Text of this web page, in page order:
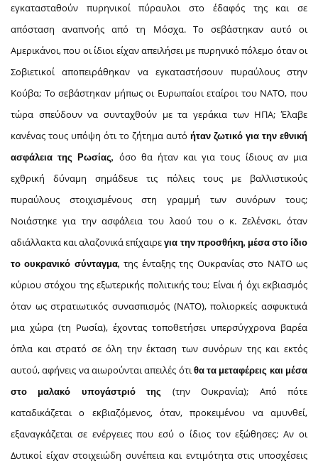
εγκατασταθούν πυρηνικοί πύραυλοι στο έδαφός της και σε
απόσταση αναπνοής από τη Μόσχα. Το σεβάστηκαν αυτό οι
Αμερικάνοι, που οι ίδιοι είχαν απειλήσει με πυρηνικό πόλεμο όταν οι
Σοβιετικοί αποπειράθηκαν να εγκαταστήσουν πυραύλους στην
Κούβα; Το σεβάστηκαν μήπως οι Ευρωπαίοι εταίροι του ΝΑΤΟ, που
τώρα σπεύδουν να συνταχθούν με τα γεράκια των ΗΠΑ; Έλαβε
κανένας τους υπόψη ότι το ζήτημα αυτό ήταν ζωτικό για την εθνική
ασφάλεια της Ρωσίας, όσο θα ήταν και για τους ίδιους αν μια
εχθρική δύναμη σημάδευε τις πόλεις τους με βαλλιστικούς
πυραύλους στοιχισμένους στη γραμμή των συνόρων τους;
Νοιάστηκε για την ασφάλεια του λαού του ο κ. Ζελένσκι, όταν
αδιάλλακτα και αλαζονικά επίχαιρεγια την προσθήκη, μέσα στο ίδιο
το ουκρανικό σύνταγμα, της ένταξης της Ουκρανίας στο ΝΑΤΟ ως
κύριου στόχου της εξωτερικής πολιτικής του; Είναι ή όχι εκβιασμός
όταν ως στρατιωτικός συνασπισμός (ΝΑΤΟ), πολιορκείς ασφυκτικά
μια χώρα (τη Ρωσία), έχοντας τοποθετήσει υπερσύγχρονα βαρέα
όπλα και στρατό σε όλη την έκταση των συνόρων της και εκτός
αυτού, αφήνεις να αιωρούνται απειλές ότι θα τα μεταφέρεις και μέσα
στο μαλακό υπογάστριό της
(την Ουκρανία); Από πότε
καταδικάζεται ο εκβιαζόμενος, όταν, προκειμένου να αμυνθεί,
εξαναγκάζεται σε ενέργειες που εσύ ο ίδιος τον εξώθησες; Αν οι
Δυτικοί είχαν στοιχειώδη συνέπεια και εντιμότητα στις υποσχέσεις